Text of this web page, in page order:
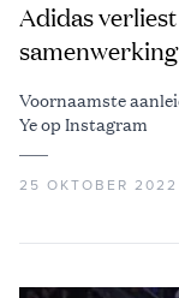
Adidas
Voornaamste
Ye op Instagram
25 OKTOBER